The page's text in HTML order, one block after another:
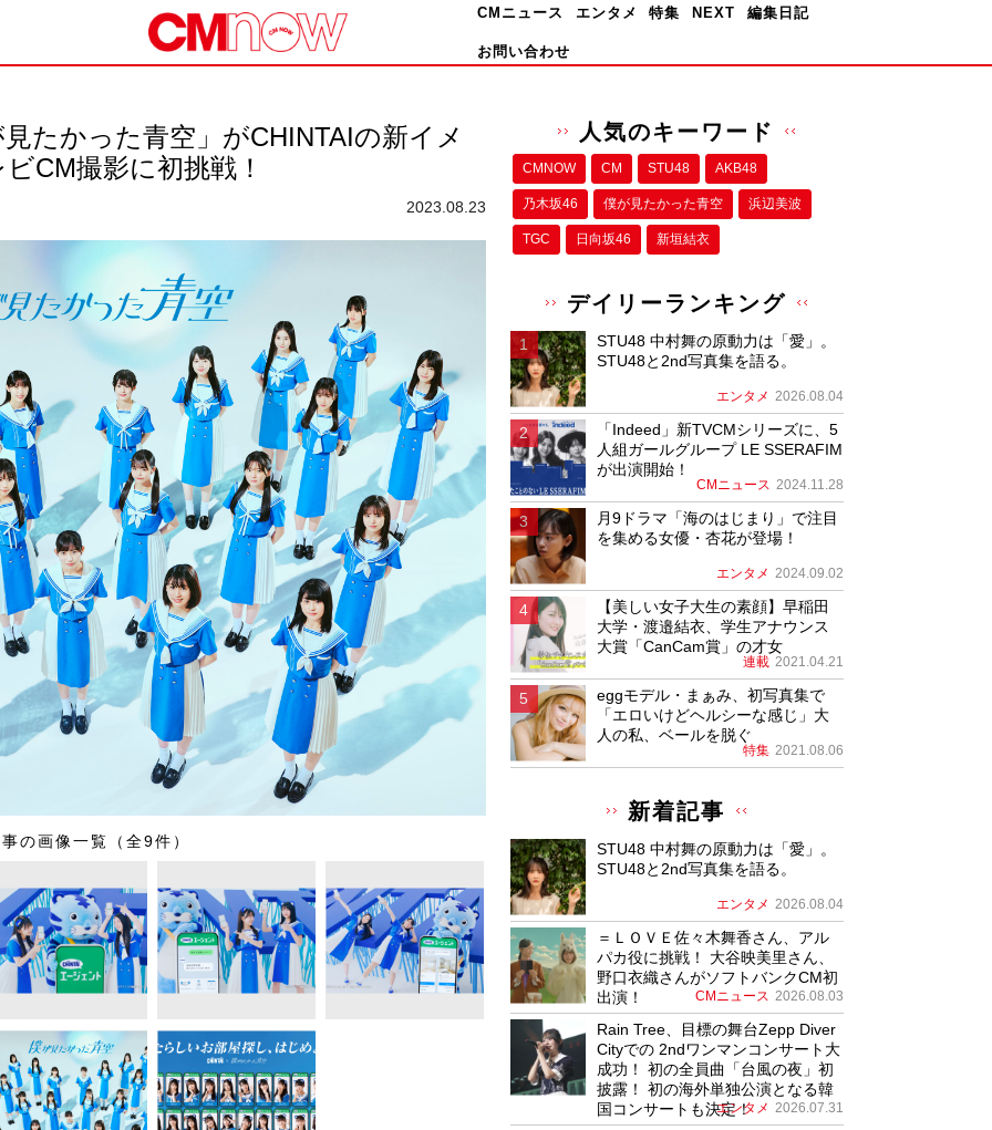
CMニュース エンタメ 特集 NEXT 編集日記
お問い合わせ
たかった青空」がCHINTAIの新イメ
CM撮影に初挑戦！
2023.08.23
の画像一覧（全9件）
人気のキーワード
CMNOW CM STU48 AKB48
乃木坂46 僕が⾒たかった⻘空 浜辺美波
TGC 日向坂46 新垣結衣
デイリーランキング
STU48 中村舞の原動力は「愛」。
STU48と2nd写真集を語る。
エンタメ 2026.08.04
「Indeed」新TVCMシリーズに、5
人組ガールグループ LE SSERAFIM
が出演開始！
CMニュース 2024.11.28
月9ドラマ「海のはじまり」で注目
を集める女優・杏花が登場！
エンタメ 2024.09.02
【美しい女子大生の素顔】早稲田
大学・渡邉結衣、学生アナウンス
大賞「CanCam賞」の才女
連載 2021.04.21
eggモデル・まぁみ、初写真集で
「エロいけどヘルシーな感じ」大
人の私、ベールを脱ぐ
特集 2021.08.06
新着記事
STU48 中村舞の原動力は「愛」。
STU48と2nd写真集を語る。
エンタメ 2026.08.04
＝ＬＯＶＥ佐々木舞香さん、アル
パカ役に挑戦！ 大谷映美里さん、
野口衣織さんがソフトバンクCM初
出演！
CMニュース 2026.08.03
Rain Tree、目標の舞台Zepp Diver
Cityでの 2ndワンマンコンサート大
成功！ 初の全員曲「台風の夜」初
披露！ 初の海外単独公演となる韓
国コンサートも決定！
エンタメ 2026.07.31